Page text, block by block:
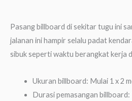
Pasang billboard di sekitar tugu ini
jalanan ini hampir selalu padat
sibuk seperti waktu berangkat kerja
Ukuran billboard: Mulai 1 x 2
Durasi pemasangan billboard: